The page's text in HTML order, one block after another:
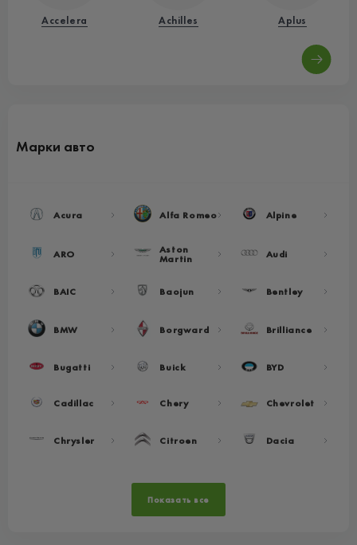
Accelera Achilles Aplus
Марки авто
Acura Alfa Romeo Alpine
ARO Aston
Martin Audi
BAIC Baojun Bentley
BMW Borgward Brilliance
Bugatti Buick BYD
Cadillac Chery Chevrolet
Chrysler Citroen Dacia
Показать все